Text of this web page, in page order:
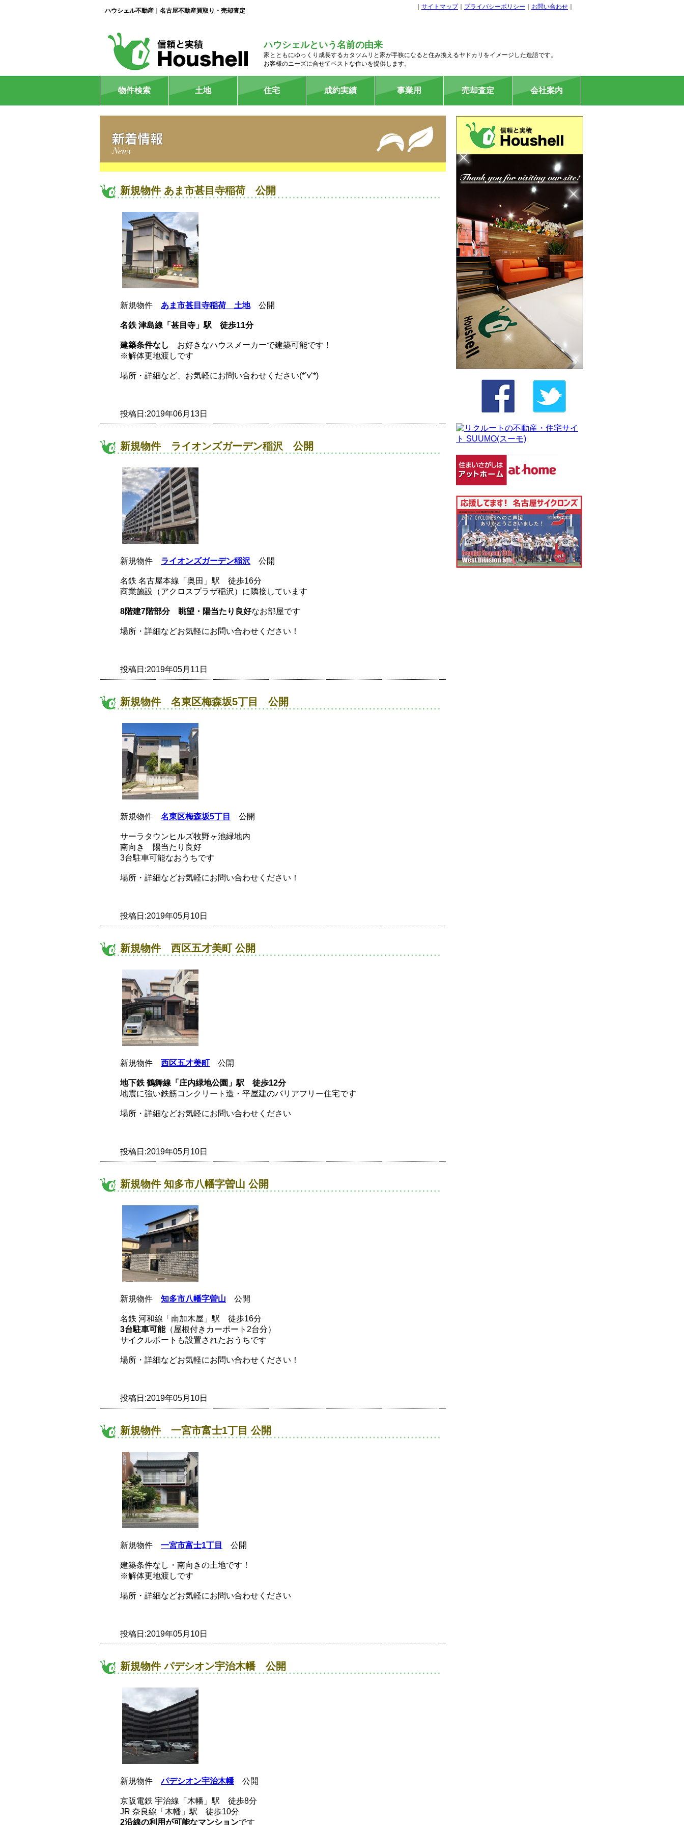
ハウシェル不動産｜名古屋不動産買取り・売却査定
サイトマップ｜ プライバシーポリシー お問い合わせ
ハウシェルという名前の由来
家とともにゆっくり成長するカタツムリと家が手狭になると住み換えるヤドカリをイメージした造語です。
お客様のニーズに合せてベストな住いを提供します。
物件検索 土地 住宅
マンション
戸建
成約実績 事業用
収益物件
管理物件 住居用
駐車場
売却査定 会社案内
新規物件 あま市甚目寺稲荷 公開
新規物件 あま市甚目寺稲荷 土地公開
名鉄 津島線「甚目寺」駅 徒歩11分
建築条件なし
お好きなハウスメーカーで建築可能です！
※解体更地渡しです
場所・詳細など、お気軽にお問い合わせください(*’v‘*)
投稿日:2019年06月13日
新規物件 ライオンズガーデン稲沢 公開
新規物件 ライオンズガーデン稲沢 公開
名鉄 名古屋本線「奥田」駅 徒歩16分
商業施設（アクロスプラザ稲沢）に隣接しています
8階建7階部分 眺望・陽当たり良好なお部屋です
場所・詳細などお気軽にお問い合わせください！
投稿日:2019年05月11日
新規物件 名東区梅森坂5丁目 公開
新規物件 名東区梅森坂5丁目 公開
サーラタウンヒルズ牧野ヶ池緑地内
南向き 陽当たり良好
3台駐車可能なおうちです
場所・詳細などお気軽にお問い合わせください！
投稿日:2019年05月10日
新規物件 西区五才美町 公開
新規物件 西区五才美町公開
地下鉄 鶴舞線「庄内緑地公園」駅 徒歩12分
地震に強い鉄筋コンクリート造・平屋建のバリアフリー住宅です
場所・詳細などお気軽にお問い合わせください
投稿日:2019年05月10日
新規物件 知多市八幡字曽山 公開
新規物件 知多市八幡字曽山 公開
名鉄 河和線「南加木屋」駅 徒歩16分
3台駐車可能（屋根付きカーポート2台分）
サイクルポートも設置されたおうちです
場所・詳細などお気軽にお問い合わせください！
投稿日:2019年05月10日
新規物件 一宮市富士1丁目 公開
新規物件 一宮市富士1丁目 公開
建築条件なし・南向きの土地です！
※解体更地渡しです
場所・詳細などお気軽にお問い合わせください
投稿日:2019年05月10日
新規物件 パデシオン宇治木幡 公開
新規物件パデシオン宇治木幡公開
京阪電鉄 宇治線「木幡」駅 徒歩8分
JR 奈良線「木幡」駅 徒歩10分
2沿線の利用が可能なマンションです